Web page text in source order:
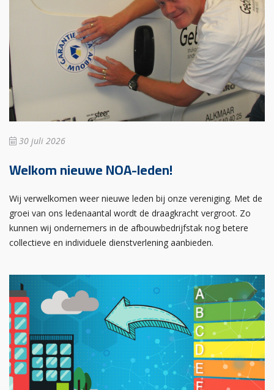
30 juli 2026
Welkom nieuwe NOA-leden!
Wij verwelkomen weer nieuwe leden bij onze vereniging. Met de
groei van ons ledenaantal wordt de draagkracht vergroot. Zo
kunnen wij ondernemers in de afbouwbedrijfstak nog betere
collectieve en individuele dienstverlening aanbieden.